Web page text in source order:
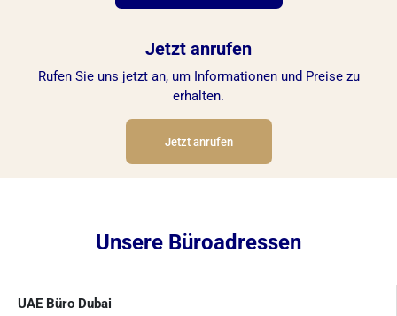
Jetzt anrufen
Rufen Sie uns jetzt an, um Informationen und Preise zu
erhalten.
Jetzt anrufen
Unsere Büroadressen
UAE Büro Dubai